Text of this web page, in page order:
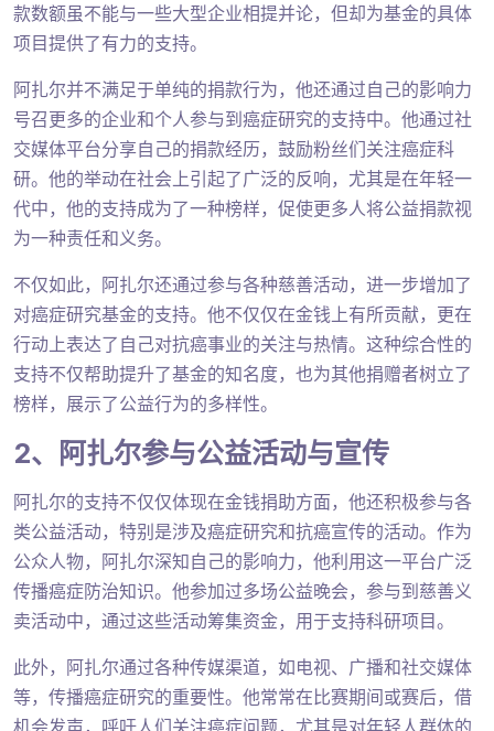
款数额虽不能与一些大型企业相提并论，但却为基金的具体
项目提供了有力的支持。
阿扎尔并不满足于单纯的捐款行为，他还通过自己的影响力
号召更多的企业和个人参与到癌症研究的支持中。他通过社
交媒体平台分享自己的捐款经历，鼓励粉丝们关注癌症科
研。他的举动在社会上引起了广泛的反响，尤其是在年轻一
代中，他的支持成为了一种榜样，促使更多人将公益捐款视
为一种责任和义务。
不仅如此，阿扎尔还通过参与各种慈善活动，进一步增加了
对癌症研究基金的支持。他不仅仅在金钱上有所贡献，更在
行动上表达了自己对抗癌事业的关注与热情。这种综合性的
支持不仅帮助提升了基金的知名度，也为其他捐赠者树立了
榜样，展示了公益行为的多样性。
2、阿扎尔参与公益活动与宣传
阿扎尔的支持不仅仅体现在金钱捐助方面，他还积极参与各
类公益活动，特别是涉及癌症研究和抗癌宣传的活动。作为
公众人物，阿扎尔深知自己的影响力，他利用这一平台广泛
传播癌症防治知识。他参加过多场公益晚会，参与到慈善义
卖活动中，通过这些活动筹集资金，用于支持科研项目。
此外，阿扎尔通过各种传媒渠道，如电视、广播和社交媒体
等，传播癌症研究的重要性。他常常在比赛期间或赛后，借